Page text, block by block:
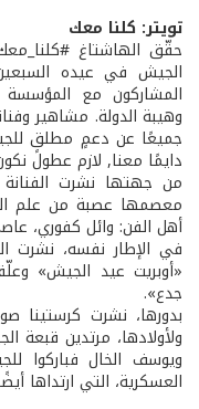
تويتر: كلنا معك
حقّق الهاشتاغ
الجيش في عيده
المشاركون مع المؤسسة
وهيبة الدولة. مشاهير
جميعًا عن دعمٍ مطلقٍ
دايمًا معنا, لازم عطول
من جهتها نشرت
معصمها عصبة من علم
أهل الفن: وائل كفوري،
في الإطار نفسه، نشرت
«أوبريت عيد الجيش»
جدع».
بدورها، نشرت كرستينا
ولأولادها، مرتدين قبعة
ويوسف الخال فباركوا
العسكرية، التي ارتداها